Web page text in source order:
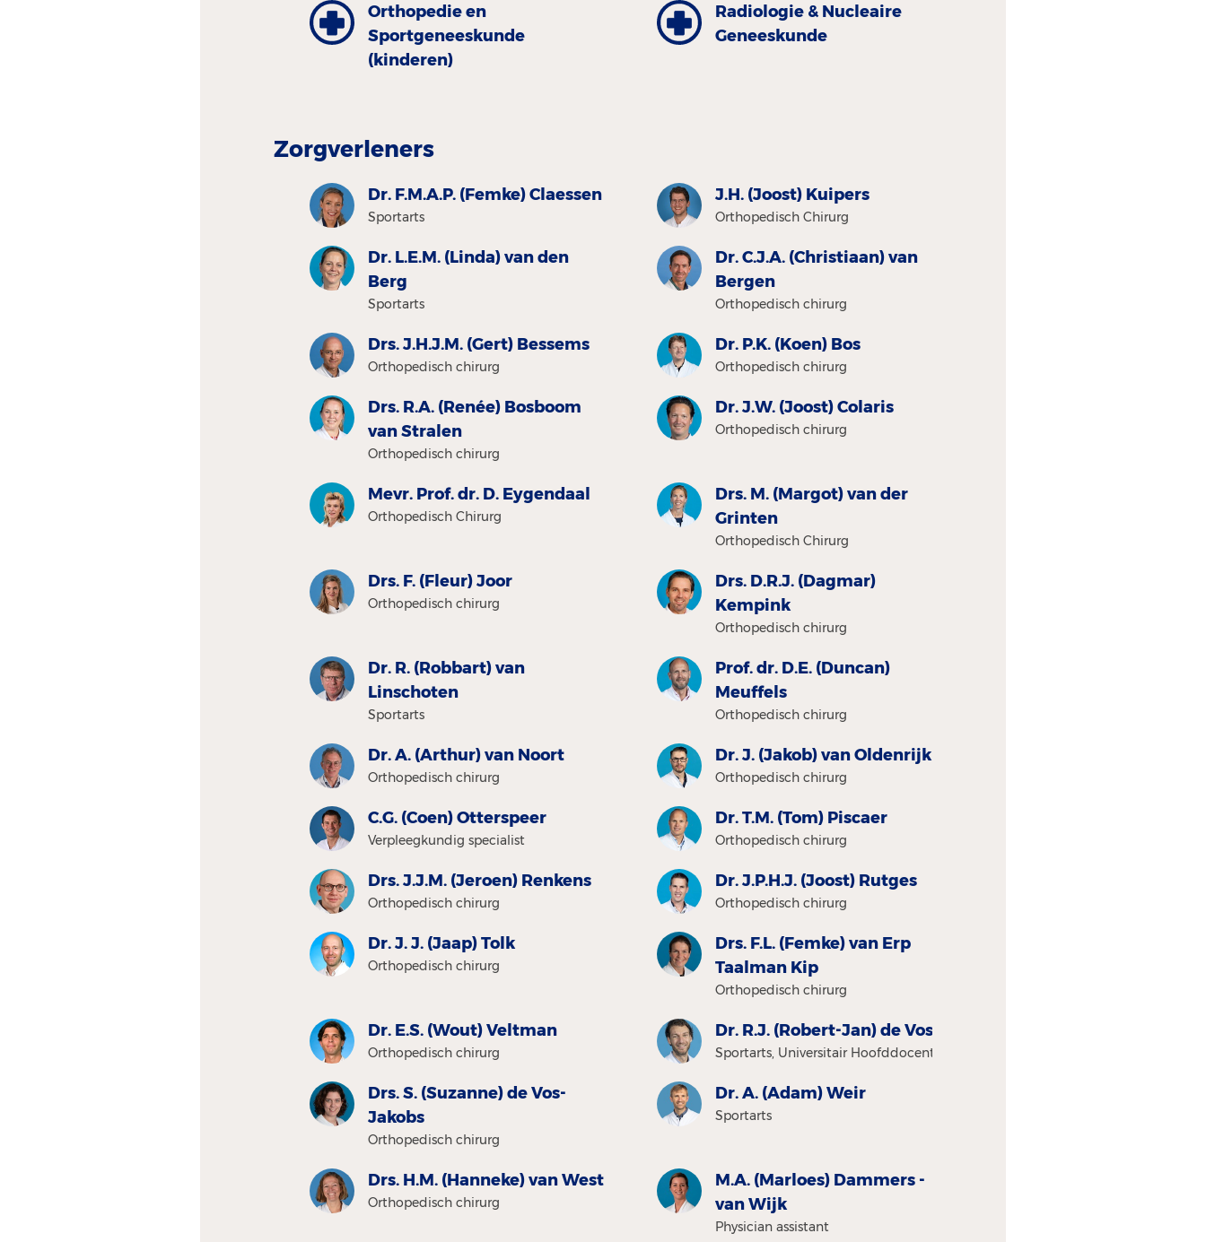
Orthopedie en
Sportgeneeskunde
(kinderen)
Radiologie & Nucleaire
Geneeskunde
Zorgverleners
Dr. F.M.A.P. (Femke) Claessen
Sportarts
J.H. (Joost) Kuipers
Orthopedisch Chirurg
Dr. L.E.M. (Linda) van den
Berg
Sportarts
Dr. C.J.A. (Christiaan) van
Bergen
Orthopedisch chirurg
Drs. J.H.J.M. (Gert) Bessems
Orthopedisch chirurg
Dr. P.K. (Koen) Bos
Orthopedisch chirurg
Drs. R.A. (Renée) Bosboom
van Stralen
Orthopedisch chirurg
Dr. J.W. (Joost) Colaris
Orthopedisch chirurg
Mevr. Prof. dr. D. Eygendaal
Orthopedisch Chirurg
Drs. M. (Margot) van der
Grinten
Orthopedisch Chirurg
Drs. F. (Fleur) Joor
Orthopedisch chirurg
Drs. D.R.J. (Dagmar)
Kempink
Orthopedisch chirurg
Dr. R. (Robbart) van
Linschoten
Sportarts
Prof. dr. D.E. (Duncan)
Meuffels
Orthopedisch chirurg
Dr. A. (Arthur) van Noort
Orthopedisch chirurg
Dr. J. (Jakob) van Oldenrijk
Orthopedisch chirurg
C.G. (Coen) Otterspeer
Verpleegkundig specialist
Dr. T.M. (Tom) Piscaer
Orthopedisch chirurg
Drs. J.J.M. (Jeroen) Renkens
Orthopedisch chirurg
Dr. J.P.H.J. (Joost) Rutges
Orthopedisch chirurg
Dr. J. J. (Jaap) Tolk
Orthopedisch chirurg
Drs. F.L. (Femke) van Erp
Taalman Kip
Orthopedisch chirurg
Dr. E.S. (Wout) Veltman
Orthopedisch chirurg
Dr. R.J. (Robert-Jan) de Vos
Sportarts, Universitair Hoofddocent
Drs. S. (Suzanne) de Vos-
Jakobs
Orthopedisch chirurg
Dr. A. (Adam) Weir
Sportarts
Drs. H.M. (Hanneke) van West
Orthopedisch chirurg
M.A. (Marloes) Dammers -
van Wijk
Physician assistant